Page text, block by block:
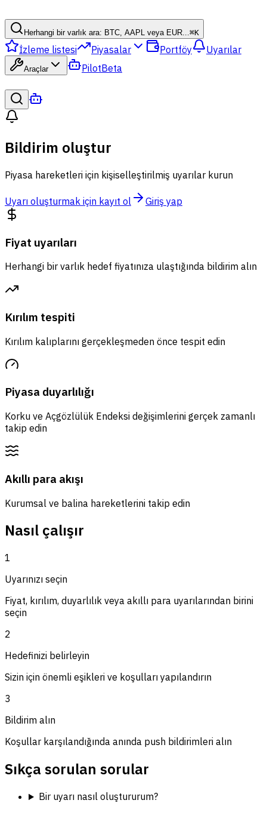
Herhangi bir varlık ara: BTC, AAPL veya EUR...⌘K
İzleme listesi Piyasalar Portföy Uyarılar
Araçlar PilotBeta
Bildirim oluştur
Piyasa hareketleri için kişiselleştirilmiş uyarılar kurun
Uyarı oluşturmak için kayıt ol Giriş yap
Fiyat uyarıları
Herhangi bir varlık hedef fiyatınıza ulaştığında bildirim alın
Kırılım tespiti
Kırılım kalıplarını gerçekleşmeden önce tespit edin
Piyasa duyarlılığı
Korku ve Açgözlülük Endeksi değişimlerini gerçek zamanlı
takip edin
Akıllı para akışı
Kurumsal ve balina hareketlerini takip edin
Nasıl çalışır
1
Uyarınızı seçin
Fiyat, kırılım, duyarlılık veya akıllı para uyarılarından birini
seçin
2
Hedefinizi belirleyin
Sizin için önemli eşikleri ve koşulları yapılandırın
3
Bildirim alın
Koşullar karşılandığında anında push bildirimleri alın
Sıkça sorulan sorular
Bir uyarı nasıl oluştururum?